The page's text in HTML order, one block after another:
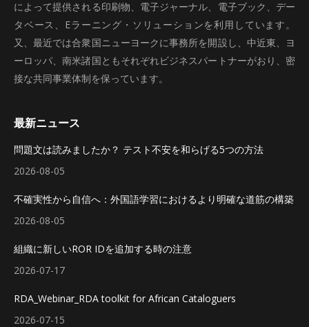
によって提供される印刷物、電子ジャーナル、電子ブック、デー
タベース、Eラーニング・ソリューションを利用しています。
又、最近では合衆国ニューヨークに事務所を開設し、中近東、ヨ
ーロッパ、南米諸国ともそれぞれビジネスパートナーがおり、密
接な共同事業体制を保っています。
最新ニュース
問題文は読みましたか？ テスト不安を和らげる5つの方法
2026-08-05
不確実性から自信へ：外国語学習におけるより明確な道筋の構築
2026-08-05
組織に新しいROR IDを追加する時の注意
2026-07-17
RDA_Webinar_RDA toolkit for African Cataloguers
2026-07-15